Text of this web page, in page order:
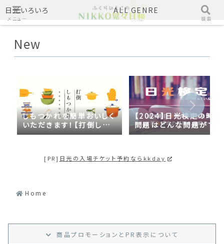
日光いろいろ ALL GENRE
New
しもつかれを簡単おいしく
いただきます！【打倒しも
つかれｓｅａｓｏｎ２】
【2024】日光検定の時事
問題はどんな問題がでる
の？2023年の時事問題
[PR] 日光の入場チケット予約ならkkday
Home
商品プロモーション と PR 表示 について
メニュー 検索